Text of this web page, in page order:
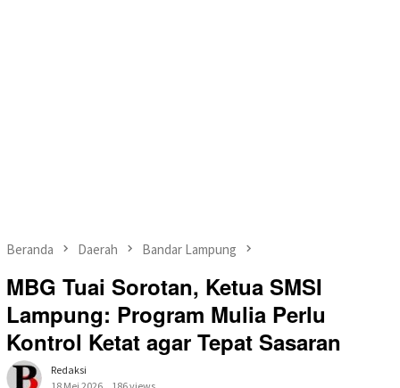
Beranda Daerah Bandar Lampung
MBG Tuai Sorotan, Ketua SMSI
Lampung: Program Mulia Perlu
Kontrol Ketat agar Tepat Sasaran
Redaksi